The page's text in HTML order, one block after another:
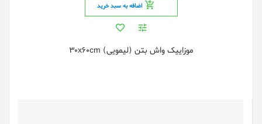
اضافه به سبد خرید
موزاییک واش بتن (لیمویی) 30x60cm